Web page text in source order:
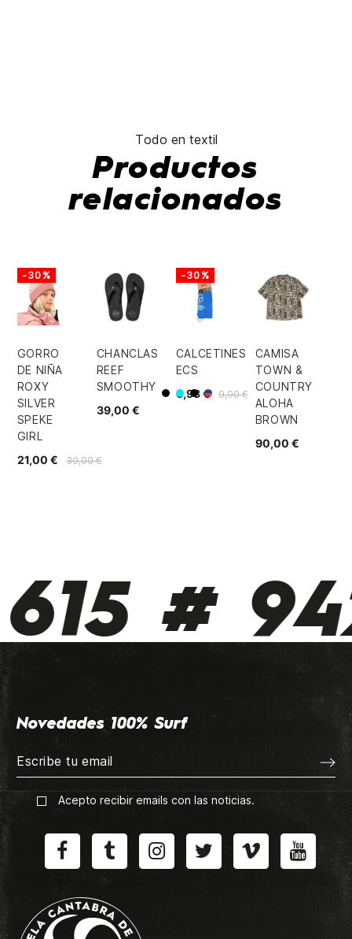
Todo en textil
Productos
relacionados
GORRO
DE NIÑA
ROXY
SILVER
SPEKE
GIRL
30,00 €
21,00 €
-30%
CHANCLAS
REEF
SMOOTHY
39,00 €
CALCETINES
ECS
9,90 €
6,93 €
Negro
AzulBlanco/Negro
Azul/Rojo
-30%
CAMISA
TOWN &
COUNTRY
ALOHA
BROWN
90,00 €
#
Novedades 100% Surf
Acepto recibir emails con las noticias.